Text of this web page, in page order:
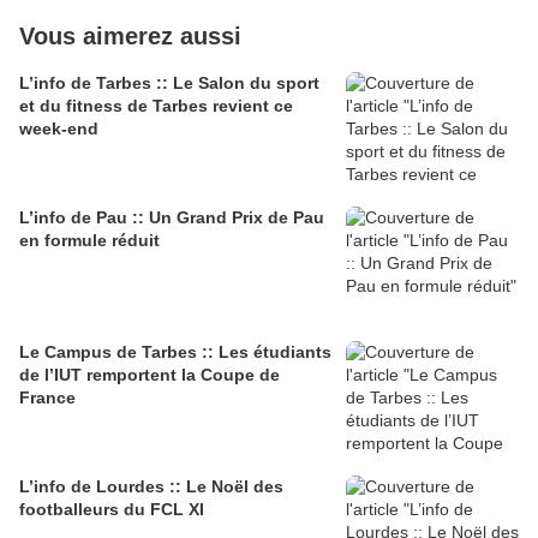
Vous aimerez aussi
L’info de Tarbes :: Le Salon du sport
et du fitness de Tarbes revient ce
week-end
L’info de Pau :: Un Grand Prix de Pau
en formule réduit
Le Campus de Tarbes :: Les étudiants
de l’IUT remportent la Coupe de
France
L’info de Lourdes :: Le Noël des
footballeurs du FCL XI